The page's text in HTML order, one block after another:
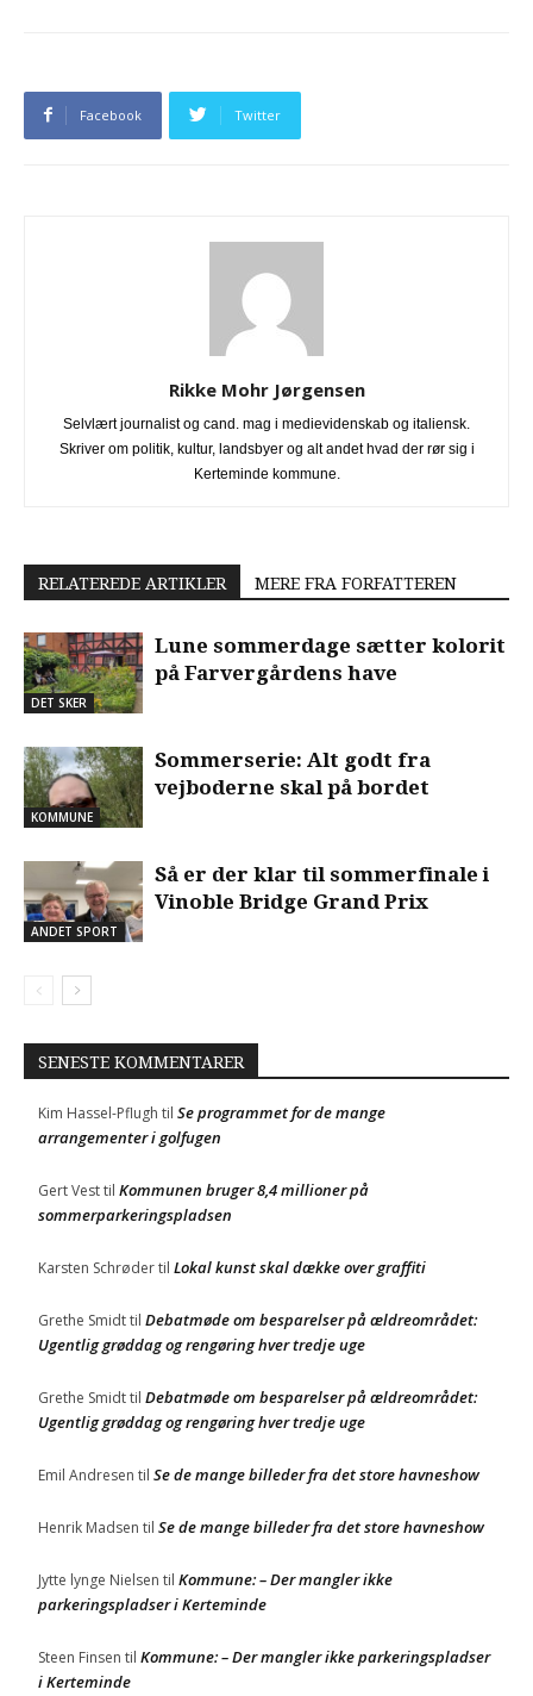
Facebook Twitter
Rikke Mohr Jørgensen
Selvlært journalist og cand. mag i medievidenskab og italiensk.
Skriver om politik, kultur, landsbyer og alt andet hvad der rør sig i
Kerteminde kommune.
RELATEREDE ARTIKLER MERE FRA FORFATTEREN
DET SKER
Lune sommerdage sætter kolorit
på Farvergårdens have
KOMMUNE
Sommerserie: Alt godt fra
vejboderne skal på bordet
ANDET SPORT
Så er der klar til sommerfinale i
Vinoble Bridge Grand Prix
SENESTE KOMMENTARER
Kim Hassel-Pflugh til Se programmet for de mange
arrangementer i golfugen
Gert Vesttil Kommunen bruger 8,4 millioner på
sommerparkeringspladsen
Karsten Schrødertil Lokal kunst skal dække over graffiti
Grethe Smidttil Debatmøde om besparelser på ældreområdet:
Ugentlig grøddag og rengøring hver tredje uge
Grethe Smidttil Debatmøde om besparelser på ældreområdet:
Ugentlig grøddag og rengøring hver tredje uge
Emil Andresen til Se de mange billeder fra det store havneshow
Henrik Madsen til Se de mange billeder fra det store havneshow
Jytte lynge Nielsen til Kommune: – Der mangler ikke
parkeringspladser i Kerteminde
Steen Finsen til Kommune: – Der mangler ikke parkeringspladser
i Kerteminde